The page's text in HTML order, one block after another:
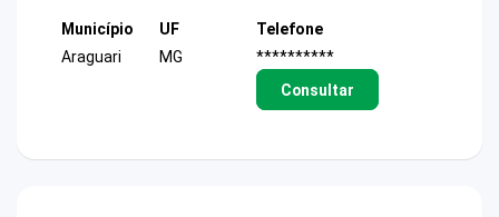
Município
Araguari
UF
MG
Telefone
**********
Consultar